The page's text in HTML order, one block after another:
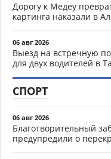
Дорогу к Медеу
картинга наказали в
06 авг 2026
Выезд на встречную
для двух водителей в
СПОРТ
06 авг 2026
Благотворительный
предупредили о